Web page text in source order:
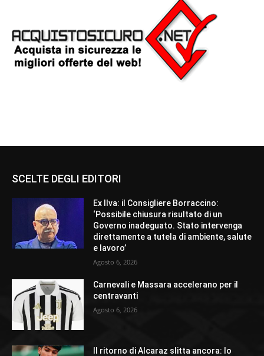
SCELTE DEGLI EDITORI
Ex Ilva: il Consigliere Borraccino:
‘Possibile chiusura risultato di un
Governo inadeguato. Stato intervenga
direttamente a tutela di ambiente, salute
e lavoro’
Agosto 6, 2026
Carnevali e Massara accelerano per il
centravanti
Agosto 6, 2026
Il ritorno di Alcaraz slitta ancora: lo